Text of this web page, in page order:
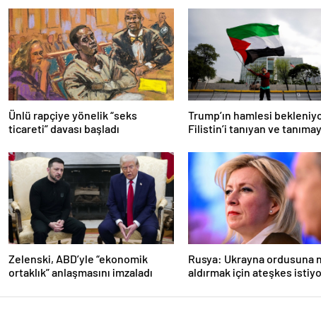
Ünlü rapçiye yönelik “seks
ticareti” davası başladı
Trump’ın hamlesi
Filistin’i tanıyan ve
Zelenski, ABD’yle “ekonomik
ortaklık” anlaşmasını imzaladı
Rusya: Ukrayna ordusuna
aldırmak için ateşkes